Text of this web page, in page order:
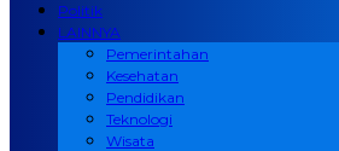
Politik
LAINNYA
Pemerintahan
Kesehatan
Pendidikan
Teknologi
Wisata